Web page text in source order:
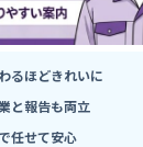
るほどきれいに
と報告も両立
任せて安心